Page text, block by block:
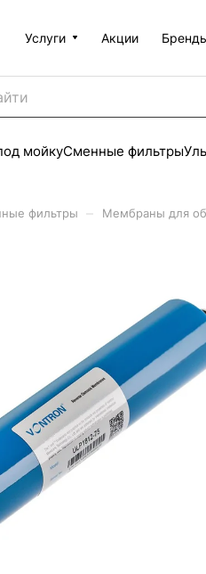
Услуги Акции
мойкуСменные фильтры
фильтры Мембраны для